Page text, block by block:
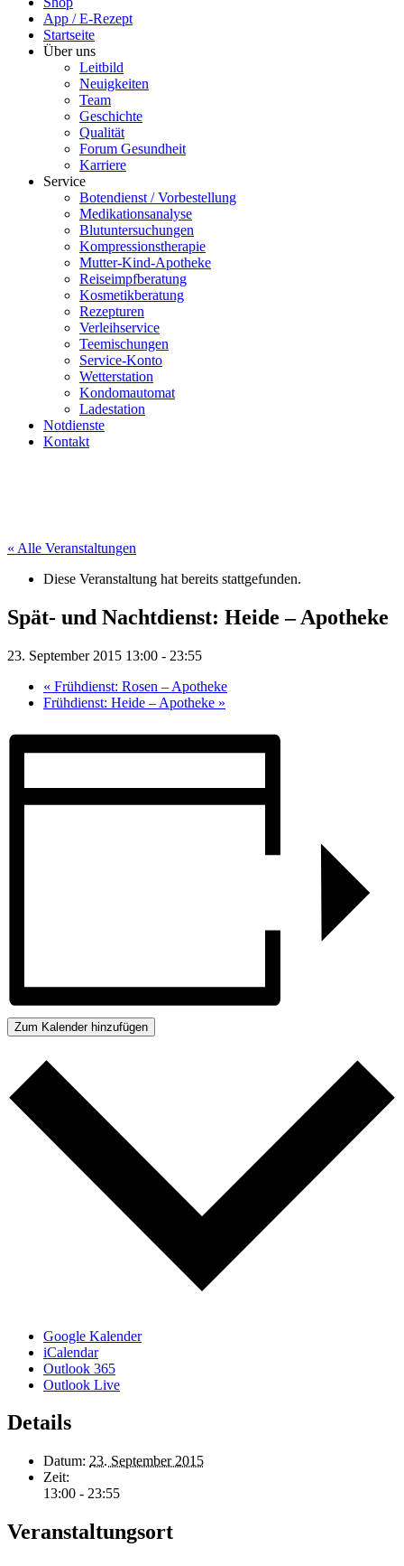
App / E-Rezept
Startseite
Über uns
Leitbild
Neuigkeiten
Team
Geschichte
Qualität
Forum Gesundheit
Karriere
Service
Botendienst / Vorbestellung
Medikationsanalyse
Blutuntersuchungen
Kompressionstherapie
Mutter-Kind-Apotheke
Reiseimpfberatung
Kosmetikberatung
Rezepturen
Verleihservice
Teemischungen
Service-Konto
Wetterstation
Kondomautomat
Ladestation
Notdienste
Kontakt
« Alle Veranstaltungen
Diese Veranstaltung hat bereits stattgefunden.
Spät- und Nachtdienst: Heide – Apotheke
23. September 2015 13:00 - 23:55
« Frühdienst: Rosen – Apotheke
Frühdienst: Heide – Apotheke »
Zum Kalender hinzufügen
Google Kalender
iCalendar
Outlook 365
Outlook Live
Details
Datum: 23. September 2015
Zeit:
13:00 - 23:55
Veranstaltungsort